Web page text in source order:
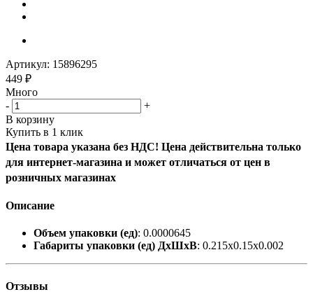
Артикул: 15896295
449 ₽
Много
-
+
В корзину
Купить в 1 клик
Цена товара указана без НДС! Цена действительна только
для интернет-магазина и может отличаться от цен в
розничных магазинах
Описание
Объем упаковки (ед): 0.0000645
Габариты упаковки (ед) ДхШхВ: 0.215x0.15x0.002
Отзывы